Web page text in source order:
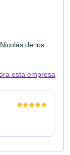
de los
esta empresa